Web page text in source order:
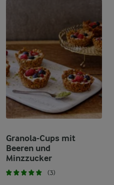
Granola-Cups mit
Beeren und
Minzzucker
(3)